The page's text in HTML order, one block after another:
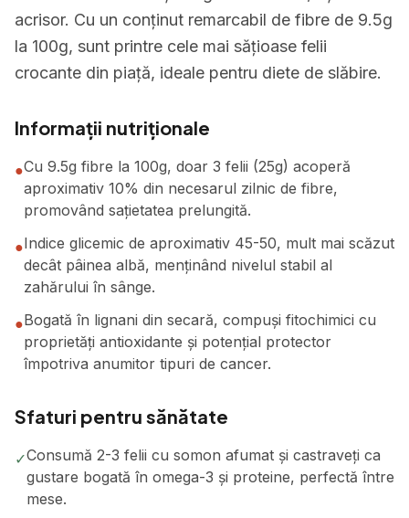
acrisor. Cu un conținut remarcabil de fibre de 9.5g
la 100g, sunt printre cele mai sățioase felii
crocante din piață, ideale pentru diete de slăbire.
Informații nutriționale
●Cu 9.5g fibre la 100g, doar 3 felii (25g) acoperă
aproximativ 10% din necesarul zilnic de fibre,
promovând sațietatea prelungită.
●Indice glicemic de aproximativ 45-50, mult mai scăzut
decât pâinea albă, menținând nivelul stabil al
zahărului în sânge.
●Bogată în lignani din secară, compuși fitochimici cu
proprietăți antioxidante și potențial protector
împotriva anumitor tipuri de cancer.
Sfaturi pentru sănătate
✓Consumă 2-3 felii cu somon afumat și castraveți ca
gustare bogată în omega-3 și proteine, perfectă între
mese.